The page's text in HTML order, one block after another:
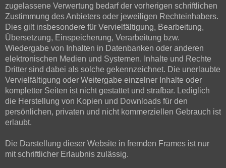
zugelassene Verwertung bedarf der vorherigen schriftlichen
Zustimmung des Anbieters oder jeweiligen Rechteinhabers.
Dies gilt insbesondere für Vervielfältigung, Bearbeitung,
Übersetzung, Einspeicherung, Verarbeitung bzw.
Wiedergabe von Inhalten in Datenbanken oder anderen
elektronischen Medien und Systemen. Inhalte und Rechte
Dritter sind dabei als solche gekennzeichnet. Die unerlaubte
Vervielfältigung oder Weitergabe einzelner Inhalte oder
kompletter Seiten ist nicht gestattet und strafbar. Lediglich
die Herstellung von Kopien und Downloads für den
persönlichen, privaten und nicht kommerziellen Gebrauch ist
erlaubt.
Die Darstellung dieser Website in fremden Frames ist nur
mit schriftlicher Erlaubnis zulässig.